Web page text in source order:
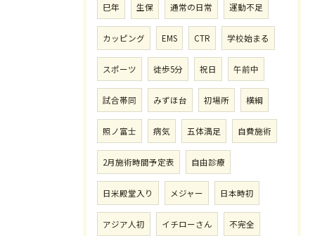
巳年 生保 通常の日常 運動不足
カッピング EMS CTR 学校始まる
スポーツ 徒歩5分 祝日 午前中
試合帯同 みずほ台 初場所 横綱
照ノ富士 病気 五体満足 自費施術
2月施術時間予定表 自由診療
日米殿堂入り メジャー 日本時初
アジア人初 イチローさん 不完全